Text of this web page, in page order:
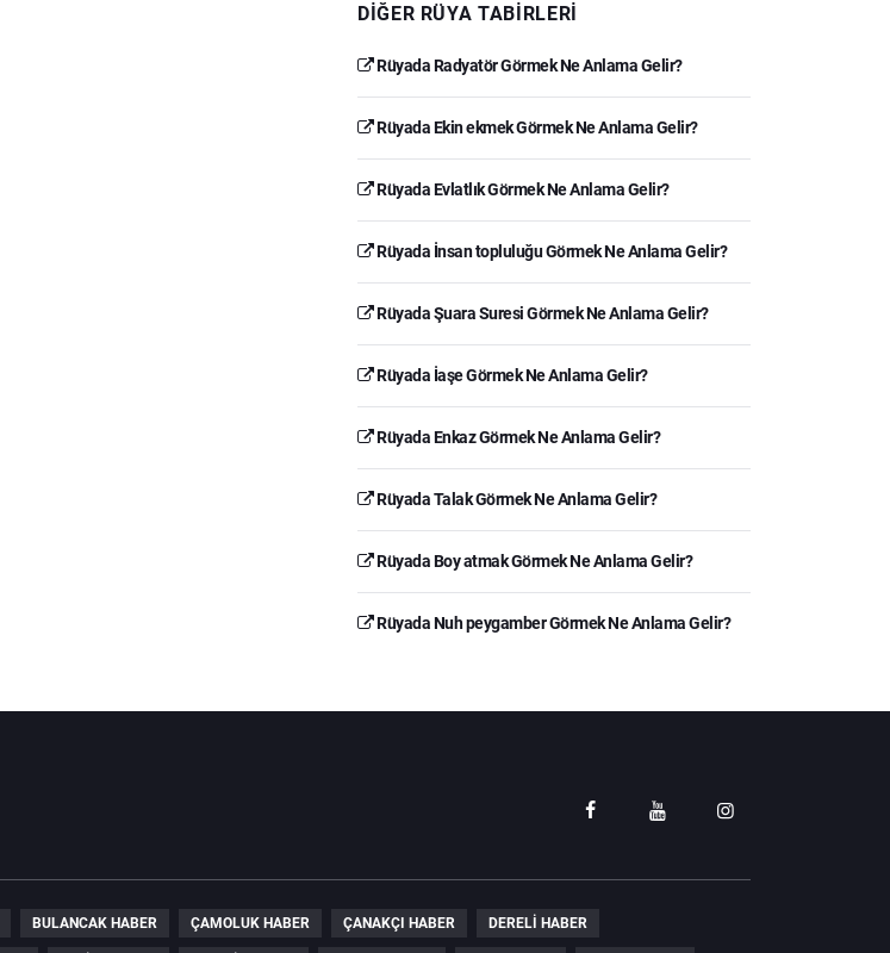
DIĞER RÜYA TABIRLERI
Rüyada Radyatör Görmek Ne Anlama Gelir?
Rüyada Ekin ekmek Görmek Ne Anlama Gelir?
Rüyada Evlatlık Görmek Ne Anlama Gelir?
Rüyada İnsan topluluğu Görmek Ne Anlama Gelir?
Rüyada Şuara Suresi Görmek Ne Anlama Gelir?
Rüyada İaşe Görmek Ne Anlama Gelir?
Rüyada Enkaz Görmek Ne Anlama Gelir?
Rüyada Talak Görmek Ne Anlama Gelir?
Rüyada Boy atmak Görmek Ne Anlama Gelir?
Rüyada Nuh peygamber Görmek Ne Anlama Gelir?
BULANCAK HABER ÇAMOLUK HABER ÇANAKÇI HABER DERELI HABER